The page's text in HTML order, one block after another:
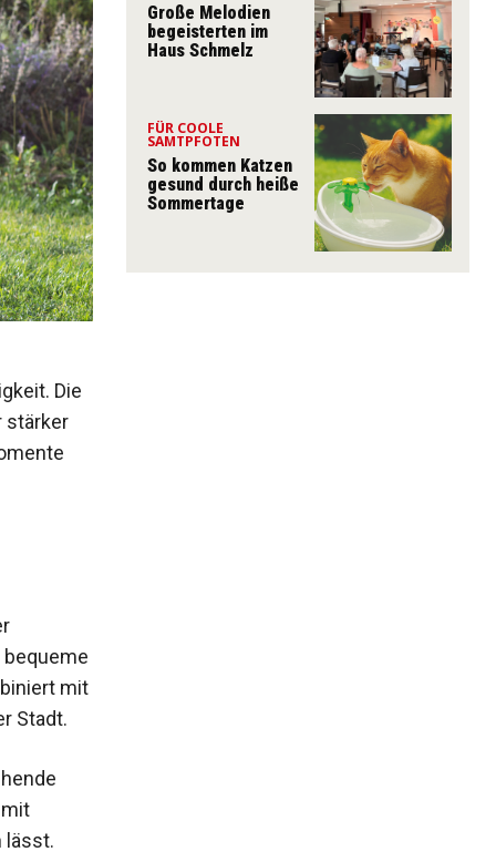
Die
stärker
mit
Stadt.
lässt.
Große Melodien
begeisterten im
Haus Schmelz
FÜR COOLE
SAMTPFOTEN
So kommen Katzen
gesund durch heiße
Sommertage